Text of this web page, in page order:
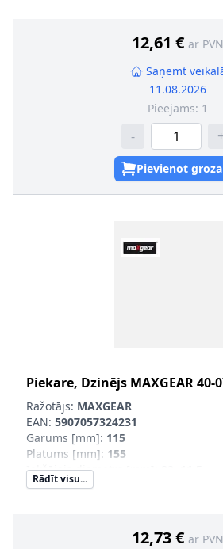
12,61 € ar PVN
Saņemt
11.08.2026
Pieejams: 1
- +
Pievienot
Piekare, Dzinējs MAXGEAR40-
Ražotājs: MAXGEAR
EAN: 5907057324231
Garums [mm]: 115
Platums [mm]: 155
Iekšējais diametrs [mm]
Ārējais diametrs [mm]
Rādīt visu...
12,73 € ar PVN